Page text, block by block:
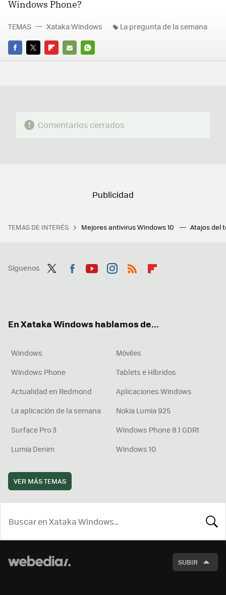
Windows Phone?
FACEBOOK
TWITTERFLIPBOARD
E-
WHATSAPP
TEMAS Xataka Windows La pregunta de la semana
Comentarios cerrados
TEMAS DE INTERÉS Mejores antivirus Windows 10 Atajos del
Síguenos
En Xataka Windows hablamos de...
Windows
Móviles
Windows Phone
Tablets e Híbridos
Actualidad en Redmond
Aplicaciones Windows
La aplicación de la semana
Nokia Lumia 925
Surface Pro 3
Windows Phone 8.1 GDR1
Lumia Denim
Windows 10
VER MÁS TEMAS
SUBIR